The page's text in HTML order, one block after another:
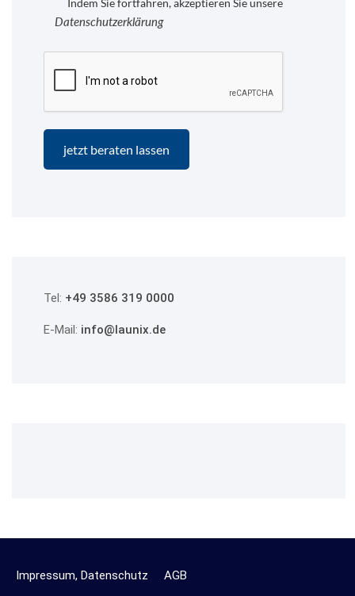
Indem Sie fortfahren, akzeptieren Sie unsere
Datenschutzerklärung
Tel: +49 3586 319 0000
E-Mail: info@launix.de
Impressum, Datenschutz
AGB